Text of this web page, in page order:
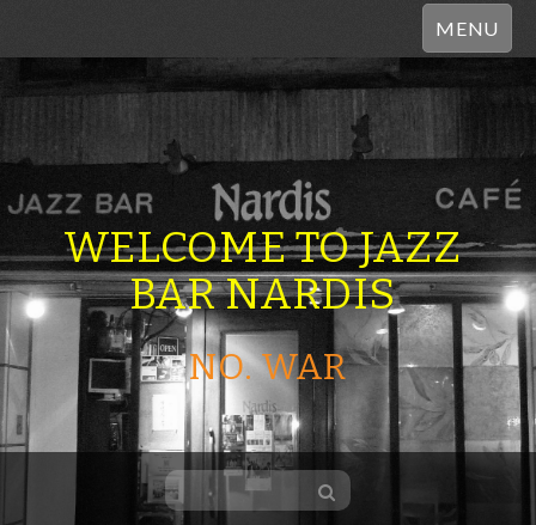
MENU
WELCOME TO JAZZ
BAR NARDIS
NO. WAR